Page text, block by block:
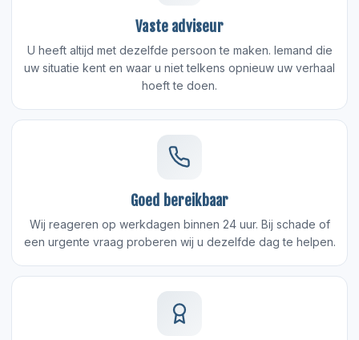
Vaste adviseur
U heeft altijd met dezelfde persoon te maken. Iemand die
uw situatie kent en waar u niet telkens opnieuw uw verhaal
hoeft te doen.
Goed bereikbaar
Wij reageren op werkdagen binnen 24 uur. Bij schade of
een urgente vraag proberen wij u dezelfde dag te helpen.